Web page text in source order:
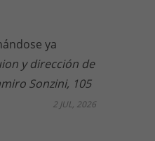
ya
y dirección de
Sonzini, 105
2 JUL, 2026